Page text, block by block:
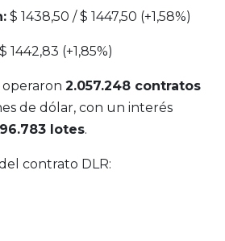
$ 1438,50 / $ 1447,50 (+1,58%)
$ 1442,83 (+1,85%)
operaron 2.057.248 contratos
de dólar, con un interés
lotes.
contrato DLR: